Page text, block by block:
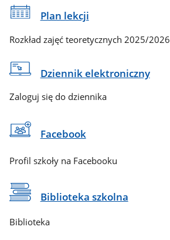
Plan lekcji
Rozkład zajęć teoretycznych 2025/2026
Dziennik elektroniczny
Zaloguj się do dziennika
Facebook
Profil szkoły na Facebooku
Biblioteka szkolna
Biblioteka